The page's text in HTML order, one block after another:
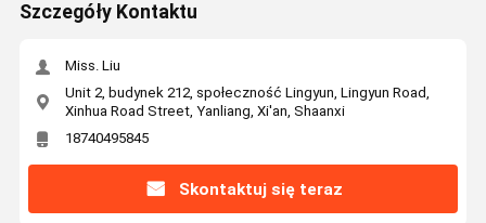
Szczegóły Kontaktu
Miss. Liu
Unit 2, budynek 212, społeczność Lingyun, Lingyun Road,
Xinhua Road Street, Yanliang, Xi'an, Shaanxi
18740495845
Skontaktuj się teraz